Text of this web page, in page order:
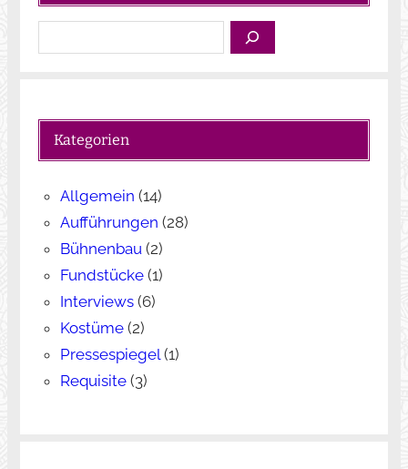
u
n
Kategorien
Allgemein (14)
Aufführungen (28)
Bühnenbau(2)
Fundstücke(1)
Interviews(6)
Kostüme(2)
Pressespiegel(1)
Requisite(3)